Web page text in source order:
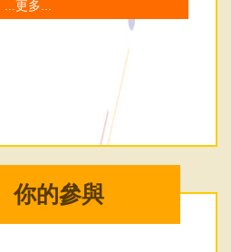
...更多...
你的參與